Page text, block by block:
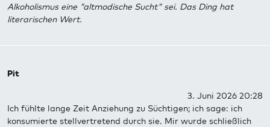
Alkoholismus eine "altmodische Sucht" sei. Das Ding hat
literarischen Wert.
Pit
3. Juni 2026 20:28
Ich fühlte lange Zeit Anziehung zu Süchtigen; ich sage: ich
konsumierte stellvertretend durch sie. Mir wurde schließlich